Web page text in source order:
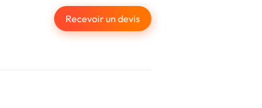
Recevoir un devis